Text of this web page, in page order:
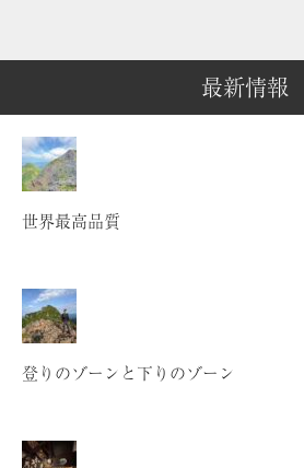
最新情報
世界最高品質
登りのゾーンと下りのゾーン